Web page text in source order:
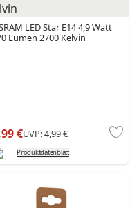
LED Star E14 4,9 Watt
Lumen 2700 Kelvin
€UVP:4,99 €
Produktdatenblatt